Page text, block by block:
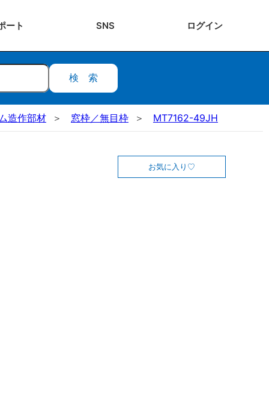
ート SNS ログイン
検索
造作部材 窓枠／無目枠 MT7162-49JH
お気に入り